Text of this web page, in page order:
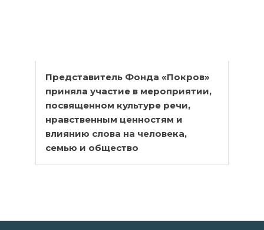
Представитель Фонда «Покров»
приняла участие в мероприятии,
посвященном культуре речи,
нравственным ценностям и
влиянию слова на человека,
семью и общество